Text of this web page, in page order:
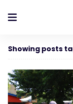
Showing posts